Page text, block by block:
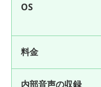
OS
料金
内部音声の収録